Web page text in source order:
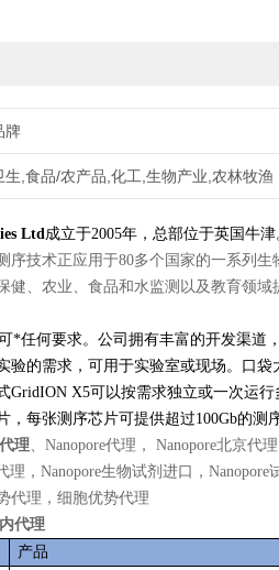
牌
生,食品/农产品,化工,生物产业,农林牧渔
Ltd成立于2005年，总部位于英国牛
序技术正应用于80多个国家的一系列
健、农业、食品和水监测以及教育领域
*任何要求。公司拥有丰富的开发渠
验的需求，可用于实验室或现场。口
GridION X5可以按需求独立或一次运
，每张测序芯片可提供超过100Gb的测
理、Nanopore代理， Nanopore北京代
理，Nanopore生物试剂进口，
代理，细胞优势代理
代理
产品